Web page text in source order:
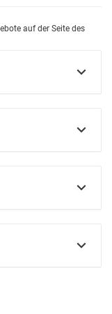
auf der Seite des